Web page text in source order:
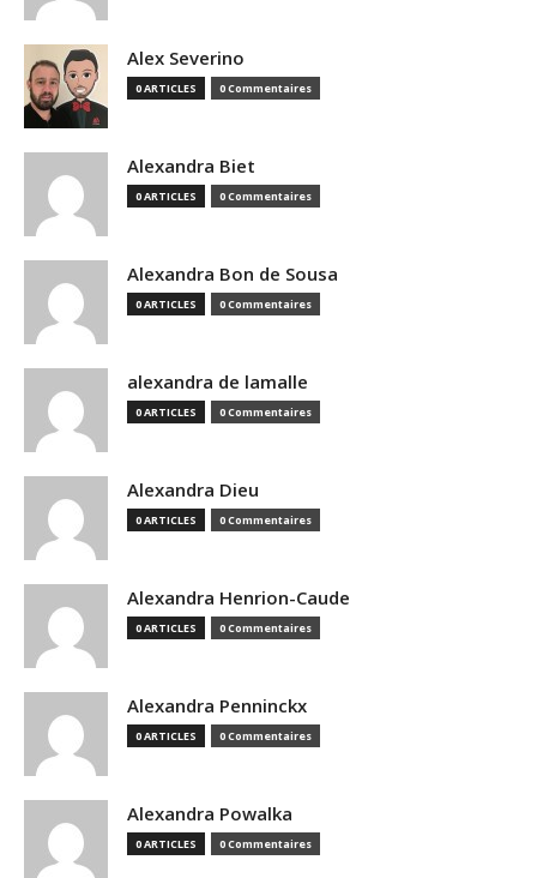
Alex Severino
0 ARTICLES 0 Commentaires
Alexandra Biet
0 ARTICLES 0 Commentaires
Alexandra Bon de Sousa
0 ARTICLES 0 Commentaires
alexandra de lamalle
0 ARTICLES 0 Commentaires
Alexandra Dieu
0 ARTICLES 0 Commentaires
Alexandra Henrion-Caude
0 ARTICLES 0 Commentaires
Alexandra Penninckx
0 ARTICLES 0 Commentaires
Alexandra Powalka
0 ARTICLES 0 Commentaires